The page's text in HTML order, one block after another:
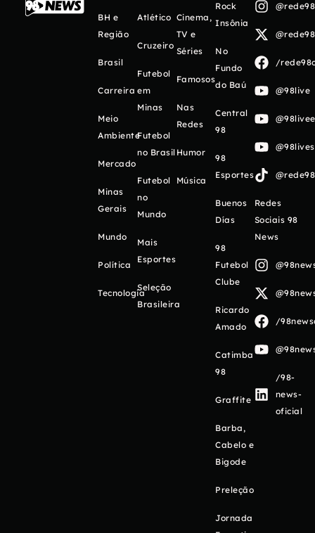
BH e
Região
Brasil
Carreira
Meio
Ambiente
Mercado
Minas
Gerais
Mundo
Política
Tecnologia
Atlético
Cruzeiro
Futebol
em
Minas
Futebol
no Brasil
Futebol
no
Mundo
Mais
Esportes
Seleção
Brasileira
Cinema,
TV e
Séries
Famosos
Nas
Redes
Humor
Música
Rock
Insônia
No
Fundo
do Baú
Central
98
98
Esportes
Buenos
Días
98
Futebol
Clube
Ricardo
Amado
Catimba
98
Graffite
Barba,
Cabelo e
Bigode
Preleção
Jornada
/
@98live
Redes
Sociais 98
News
/
/98-
news-
oficial